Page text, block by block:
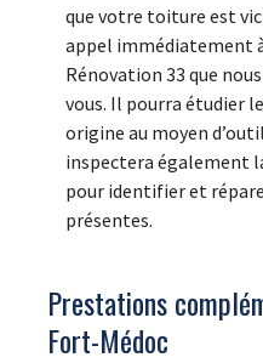
que votre toiture est
appel immédiatement à
Rénovation 33 que
vous. Il pourra étudier
origine au moyen
inspectera également
pour identifier et
présentes.
Prestations
Fort-Médoc